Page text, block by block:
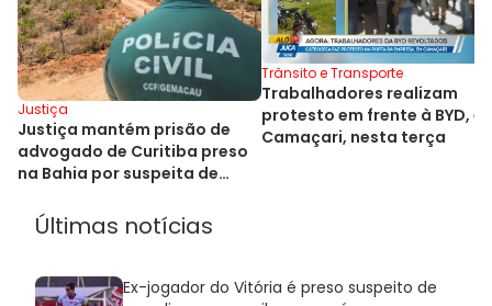
Justiça
Justiça mantém prisão de
advogado de Curitiba preso
na Bahia por suspeita de
Trânsito e Transporte
Trabalhadores realizam
protesto em frente à BYD,
Camaçari, nesta terça
Últimas notícias
Ex-jogador do Vitória é preso suspeito de